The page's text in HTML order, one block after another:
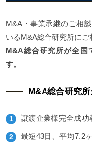
M&A・事業承継のご相
いるM&A総合研究所にご
M&A総合研究所が全国
す。
M&A総合研究
譲渡企業様完全成功
最短43日、平均7.2